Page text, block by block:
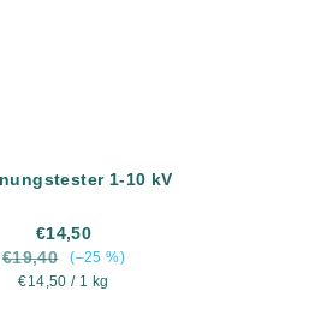
1-10 kV
€14,50
€19,40
(–25 %)
Verkaufspreis:
€14,50 / 1 kg